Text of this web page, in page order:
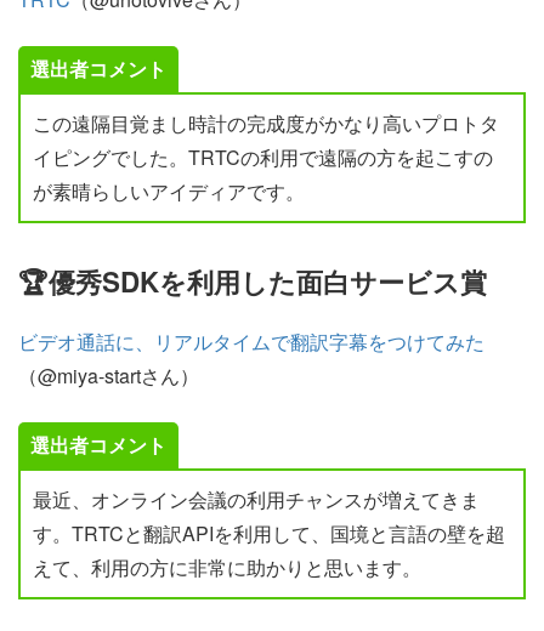
選出者コメント
この遠隔目覚まし時計の完成度がかなり高いプロトタ
イピングでした。TRTCの利用で遠隔の方を起こすの
が素晴らしいアイディアです。
🏆優秀SDKを利用した面白サービス賞
ビデオ通話に、リアルタイムで翻訳字幕をつけてみた
（@miya-startさん）
選出者コメント
最近、オンライン会議の利用チャンスが増えてきま
す。TRTCと翻訳APIを利用して、国境と言語の壁を超
えて、利用の方に非常に助かりと思います。